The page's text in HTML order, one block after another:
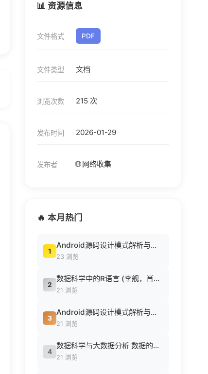
📊 资源信息
文件格式 PDF
文件类型 文档
浏览次数 215 次
发布时间 2026-01-29
发布者 🌐 网络收集
🔥 本月热门
1
Android源码设计模式解析与实战 (何红辉，关爱民著, 何红辉, 关爱民著, 何红辉, 关爱民).pdf
23 浏览
2
数据科学中的R语言 (李舰，肖凯著, 李舰，肖凯著；吴喜之审校, Pdg2Pic).pdf
21 浏览
3
Android源码设计模式解析与实战 (何红辉，关爱民著, 何红辉, 关爱民著, 何红辉, 关爱民).pdf
21 浏览
4
数据科学与大数据分析 数据的发现 分析 可视化与表示 ( etc.).epub
21 浏览